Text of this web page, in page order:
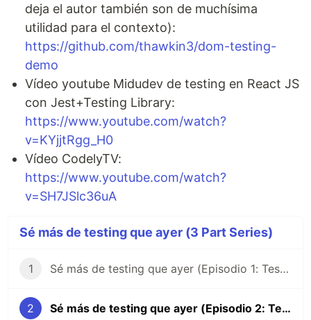
deja el autor también son de muchísima
utilidad para el contexto):
https://github.com/thawkin3/dom-testing-
demo
Vídeo youtube Midudev de testing en React JS
con Jest+Testing Library:
https://www.youtube.com/watch?
v=KYjjtRgg_H0
Vídeo CodelyTV:
https://www.youtube.com/watch?
v=SH7JSlc36uA
Sé más de testing que ayer (3 Part Series)
1 Sé más de testing que ayer (Episodio 1: Tests unitarios en Jest y JS vanilla)
2 Sé más de testing que ayer (Episodio 2: Testeando el DOM y con la asincronía hemos topao')